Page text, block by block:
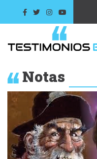
Notas